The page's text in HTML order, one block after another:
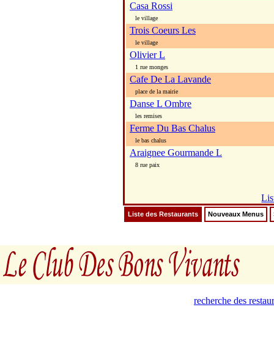
Casa Rossi
le village
Trois Coeurs Les
le village
Olivier L
1 rue monges
Cafe De La Lavande
place de la mairie
Danse L Ombre
les remises
Ferme Du Bas Chalus
le bas chalus
Araignee Gourmande L
8 rue paix
Liste des Restaurants Nouveaux Menus
recherche des